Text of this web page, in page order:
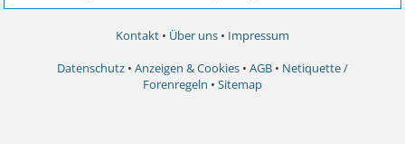
Kontakt • Über uns • Impressum
Datenschutz • Anzeigen & Cookies • AGB • Netiquette /
Forenregeln • Sitemap